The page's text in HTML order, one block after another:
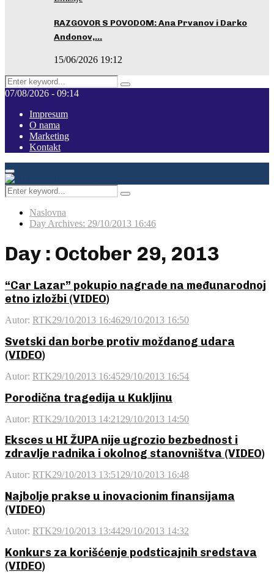
RAZGOVOR S POVODOM: Ana Prvanov i Darko
Andonov,…
15/06/2026 19:12
Search
for:
Pretraga
07/08/2026 - 09:14
Impresum
O nama
Marketing
Kontakt
Facebook
Instagram
Youtube
Primary
Menu
Search
for:
Pretraga
Naslovna
Day Archives: 29/10/2013 16:46
Day : October 29, 2013
“Car Lazar” pokupio nagrade na međunarodnoj
etno izložbi (VIDEO)
Autor: RTK29/10/2013 16:4629/10/2013 16:50
Svetski dan borbe protiv moždanog udara
(VIDEO)
Autor: RTK29/10/2013 16:4529/10/2013 16:54
Porodična tragedija u Kukljinu
Autor: RTK29/10/2013 14:21 29/10/2013 14:50
Eksces u HI ŽUPA nije ugrozio bezbednost i
zdravlje radnika i okolnog stanovništva (VIDEO)
Autor: RTK29/10/2013 13:51 29/10/2013 16:48
Najbolje prakse u inovacionim finansijama
(VIDEO)
Autor: RTK29/10/2013 13:4429/10/2013 14:32
Konkurs za korišćenje podsticajnih sredstava
(VIDEO)